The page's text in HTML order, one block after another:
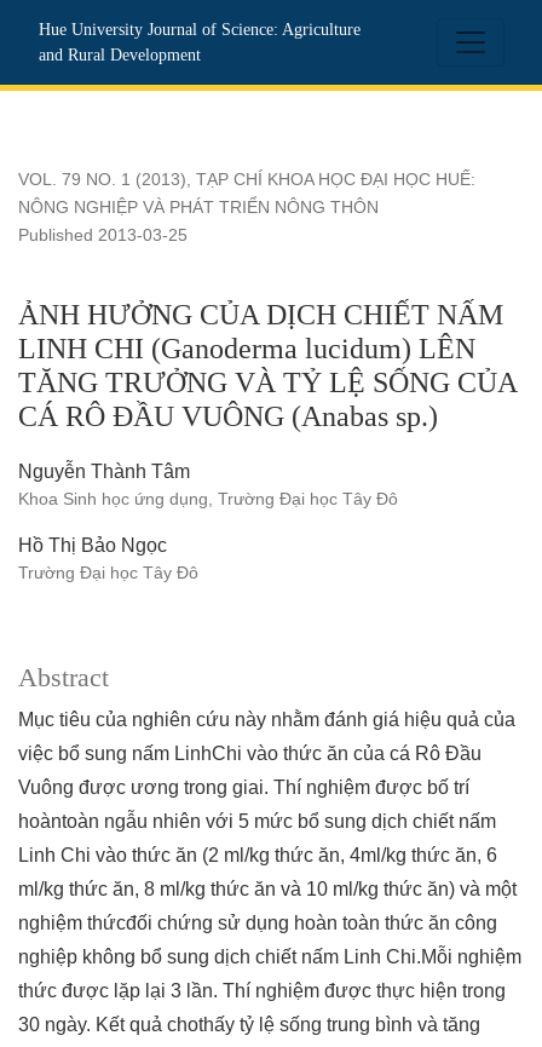
Hue University Journal of Science: Agriculture
and Rural Development
VOL. 79 NO. 1 (2013), TẠP CHÍ KHOA HỌC ĐẠI HỌC HUẾ:
NÔNG NGHIỆP VÀ PHÁT TRIỂN NÔNG THÔN
ẢNH HƯỞNG CỦA DỊCH CHIẾT NẤM
LINH CHI (Ganoderma lucidum) LÊN
TĂNG TRƯỞNG VÀ TỶ LỆ SỐNG CỦA
CÁ RÔ ĐẦU VUÔNG (Anabas sp.)
Published 2013-03-25
Nguyễn Thành Tâm
Khoa Sinh học ứng dụng, Trường Đại học Tây Đô
Hồ Thị Bảo Ngọc
Trường Đại học Tây Đô
Abstract
Mục tiêu của nghiên cứu này nhằm đánh giá hiệu quả của
việc bổ sung nấm LinhChi vào thức ăn của cá Rô Đầu
Vuông được ương trong giai. Thí nghiệm được bố trí
hoàntoàn ngẫu nhiên với 5 mức bổ sung dịch chiết nấm
Linh Chi vào thức ăn (2 ml/kg thức ăn, 4ml/kg thức ăn, 6
ml/kg thức ăn, 8 ml/kg thức ăn và 10 ml/kg thức ăn) và một
nghiệm thứcđối chứng sử dụng hoàn toàn thức ăn công
nghiệp không bổ sung dịch chiết nấm Linh Chi.Mỗi nghiệm
thức được lặp lại 3 lần. Thí nghiệm được thực hiện trong
30 ngày. Kết quả chothấy tỷ lệ sống trung bình và tăng